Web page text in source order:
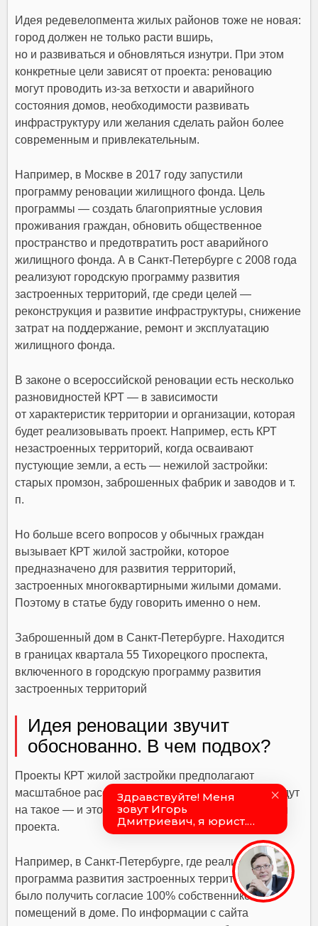
Идея редевелопмента жилых районов тоже не новая:
город должен не только расти вширь,
но и развиваться и обновляться изнутри. При этом
конкретные цели зависят от проекта: реновацию
могут проводить из-за ветхости и аварийного
состояния домов, необходимости развивать
инфраструктуру или желания сделать район более
современным и привлекательным.
Например, в Москве в 2017 году запустили
программу реновации жилищного фонда. Цель
программы — создать благоприятные условия
проживания граждан, обновить общественное
пространство и предотвратить рост аварийного
жилищного фонда. А в Санкт-Петербурге с 2008 года
реализуют городскую программу развития
застроенных территорий, где среди целей —
реконструкция и развитие инфраструктуры, снижение
затрат на поддержание, ремонт и эксплуатацию
жилищного фонда.
В законе о всероссийской реновации есть несколько
разновидностей КРТ — в зависимости
от характеристик территории и организации, которая
будет реализовывать проект. Например, есть КРТ
незастроенных территорий, когда осваивают
пустующие земли, а есть — нежилой застройки:
старых промзон, заброшенных фабрик и заводов и т.
п.
Но больше всего вопросов у обычных граждан
вызывает КРТ жилой застройки, которое
предназначено для развития территорий,
застроенных многоквартирными жилыми домами.
Поэтому в статье буду говорить именно о нем.
Заброшенный дом в Санкт-Петербурге. Находится
в границах квартала 55 Тихорецкого проспекта,
включенного в городскую программу развития
застроенных территорий
Идея реновации звучит
обоснованно. В чем подвох?
Проекты КРТ жилой застройки предполагают
масштабное расселение. Не всегда люди охотно идут
на такое — и это может стать тормозом реализации
проекта.
Например, в Санкт-Петербурге, где реализуется
программа развития застроенных территорий, надо
было получить согласие 100% собственников
помещений в доме. По информации с сайта